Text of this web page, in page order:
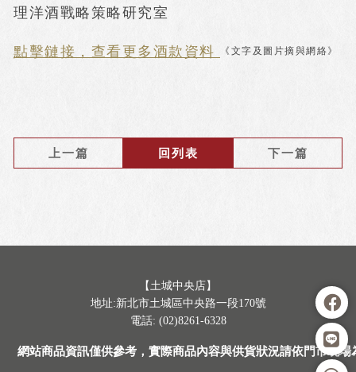
理洋酒戰略策略研究室
點擊鏈接，查看更多酒款資料 《文字及圖片摘與網絡》
上一篇 回列表 下一篇
【土城中央店】
地址:新北市土城區中央路一段170號
電話: (02)8261-6328
網站商品資訊僅供參考，實際商品內容與供貨狀況請依門市現場